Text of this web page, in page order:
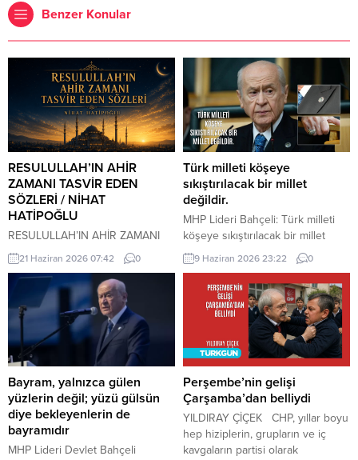
Benzer Konular
RESULULLAH’IN AHİR
ZAMANI TASVİR EDEN
SÖZLERİ / NİHAT
HATİPOĞLU
RESULULLAH’IN AHİR ZAMANI
TASVİR EDEN SÖZLERİ İnsanlar
heveslerine uyacaklar, zan ile
hükmedilecek. Bilinmeyen
konularda insanlar konuşacaklar.
Cehalet, dini bilmemek
çoğalacak. Çocuk istenmeyecek.
Dostluk azalacak. Dost dosta
güvenmeyecek. İnsanlar bir
araya toplandıklarında, içlerinde
Allah’tan korkan bulunmadığı
zaman kıyamet yakındır. Kıyamet
kopmadan önce yıldızların etkili
olduğuna inanılacak, kader inkâr
21 Haziran 2026 07:42 0
Türk milleti köşeye
sıkıştırılacak bir millet
değildir.
MHP Lideri Bahçeli: Türk milleti
köşeye sıkıştırılacak bir millet
değildir. Türk milleti, karşısına
yedi düvel de dizilse tarih
sahnesinden silinecek bir millet
değildir. Türkiye, ham hayaller
kurulup çizilen haritaların
kenarına sıkıştırılacak, eline bir
avuç toprak verilip denizlerinden
koparılacak bir ülke değildir.
Devlet Bahçeli MHP TBMM Grup
Toplantısı’nda Türkiye’nin
gündemine ve...
9 Haziran 2026 23:22 0
Bayram, yalnızca gülen
yüzlerin değil; yüzü gülsün
diye bekleyenlerin de
bayramıdır
MHP Lideri Devlet Bahçeli
Perşembe’nin gelişi
Çarşamba’dan belliydi
YILDIRAY ÇİÇEK CHP, yıllar boyu
hep hiziplerin, grupların ve iç
kavgaların partisi olarak